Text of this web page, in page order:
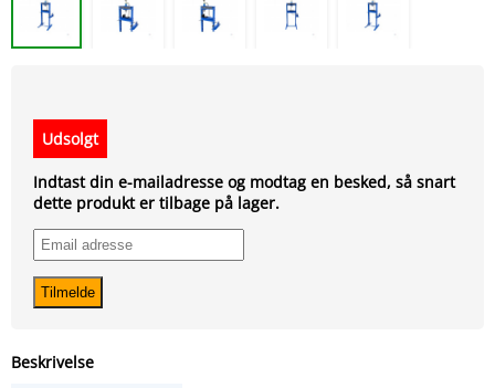
Udsolgt
Indtast din e-mailadresse og modtag en besked, så snart
dette produkt er tilbage på lager.
Beskrivelse